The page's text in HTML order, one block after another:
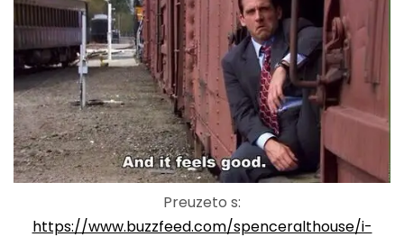
Preuzeto s:
https://www.buzzfeed.com/spenceralthouse/i-